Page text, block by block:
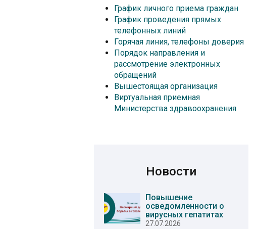
График личного приема граждан
График проведения прямых
телефонных линий
Горячая линия, телефоны доверия
Порядок направления и
рассмотрение электронных
обращений
Вышестоящая организация
Виртуальная приемная
Министерства здравоохранения
Новости
Повышение
осведомленности о
вирусных гепатитах
27.07.2026